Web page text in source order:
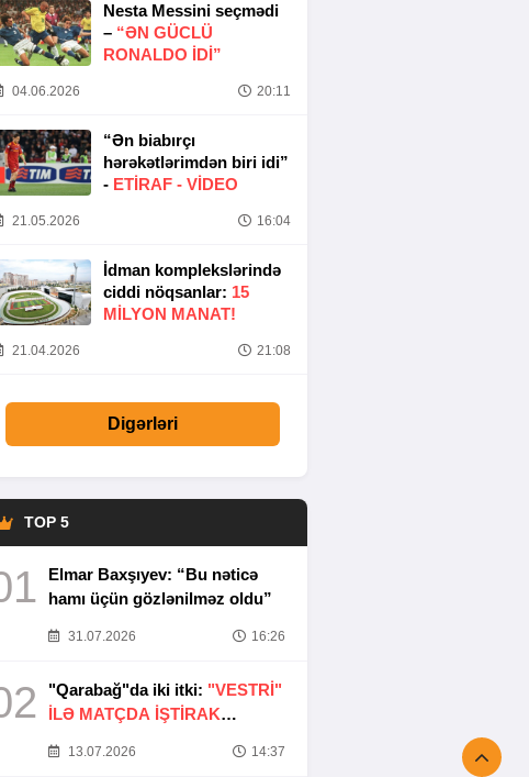
Nesta Messini seçmədi
– “ƏN GÜCLÜ
RONALDO IDI”
04.06.2026 20:11
“Ən biabırçı
hərəkətlərimdən biri idi”
- ETIRAF - VİDEO
21.05.2026 16:04
İdman komplekslərində
ciddi nöqsanlar: 15
MILYON MANAT!
21.04.2026 21:08
Digərləri
TOP 5
Elmar Baxşıyev: “Bu nəticə
hamı üçün gözlənilməz oldu”
31.07.2026 16:26
"Qarabağ"da iki itki: "VESTRİ"
İLƏ MATÇDA İŞTİRAK
13.07.2026 14:37